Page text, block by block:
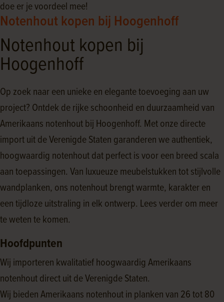
doe er je voordeel mee!
Notenhout kopen bij Hoogenhoff
Notenhout kopen bij
Hoogenhoff
Op zoek naar een unieke en elegante toevoeging aan uw
project? Ontdek de rijke schoonheid en duurzaamheid van
Amerikaans notenhout bij Hoogenhoff. Met onze directe
import uit de Verenigde Staten garanderen we authentiek,
hoogwaardig notenhout dat perfect is voor een breed scala
aan toepassingen. Van luxueuze meubelstukken tot stijlvolle
wandplanken, ons notenhout brengt warmte, karakter en
een tijdloze uitstraling in elk ontwerp. Lees verder om meer
te weten te komen.
Hoofdpunten
Wij importeren kwalitatief hoogwaardig Amerikaans
notenhout direct uit de Verenigde Staten.
Wij bieden Amerikaans notenhout in planken van 26 tot 80